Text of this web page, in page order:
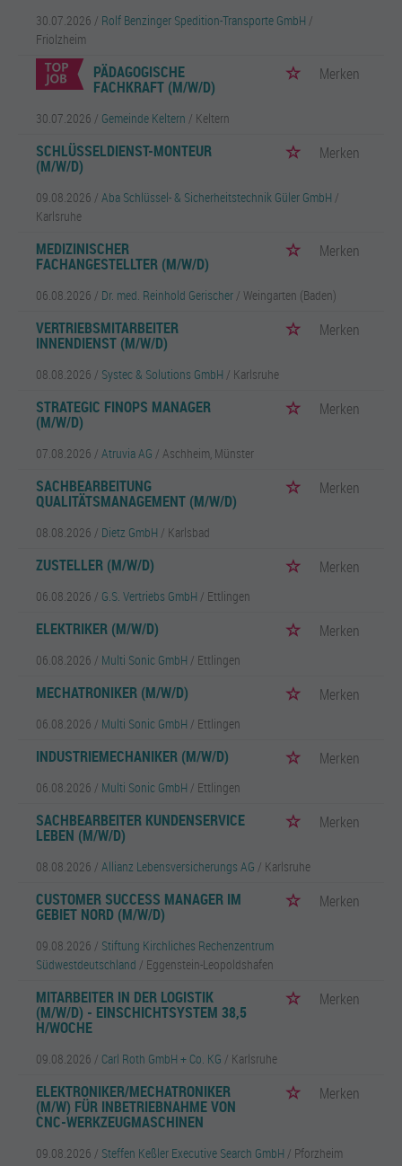
30.07.2026 / Rolf Benzinger Spedition-Transporte GmbH /
Friolzheim
PÄDAGOGISCHE
FACHKRAFT (M/W/D)
Merken
30.07.2026 / Gemeinde Keltern / Keltern
SCHLÜSSELDIENST-MONTEUR
(M/W/D)
Merken
09.08.2026 / Aba Schlüssel- & Sicherheitstechnik Güler GmbH /
Karlsruhe
MEDIZINISCHER
FACHANGESTELLTER (M/W/D)
Merken
06.08.2026 / Dr. med. Reinhold Gerischer / Weingarten (Baden)
VERTRIEBSMITARBEITER
INNENDIENST (M/W/D)
Merken
08.08.2026 / Systec & Solutions GmbH / Karlsruhe
STRATEGIC FINOPS MANAGER
(M/W/D)
Merken
07.08.2026 / Atruvia AG / Aschheim, Münster
SACHBEARBEITUNG
QUALITÄTSMANAGEMENT (M/W/D)
Merken
08.08.2026 / Dietz GmbH / Karlsbad
ZUSTELLER (M/W/D) Merken
06.08.2026 / G.S. Vertriebs GmbH / Ettlingen
ELEKTRIKER (M/W/D) Merken
06.08.2026 / Multi Sonic GmbH / Ettlingen
MECHATRONIKER (M/W/D) Merken
06.08.2026 / Multi Sonic GmbH / Ettlingen
INDUSTRIEMECHANIKER (M/W/D) Merken
06.08.2026 / Multi Sonic GmbH / Ettlingen
SACHBEARBEITER KUNDENSERVICE
LEBEN (M/W/D)
Merken
08.08.2026 / Allianz Lebensversicherungs AG / Karlsruhe
CUSTOMER SUCCESS MANAGER IM
GEBIET NORD (M/W/D)
Merken
09.08.2026 / Stiftung Kirchliches Rechenzentrum
Südwestdeutschland / Eggenstein-Leopoldshafen
MITARBEITER IN DER LOGISTIK
(M/W/D) - EINSCHICHTSYSTEM 38,5
H/WOCHE
Merken
09.08.2026 / Carl Roth GmbH + Co. KG / Karlsruhe
ELEKTRONIKER/MECHATRONIKER
(M/W) FÜR INBETRIEBNAHME VON
CNC-WERKZEUGMASCHINEN
Merken
09.08.2026 / Steffen Keßler Executive Search GmbH / Pforzheim